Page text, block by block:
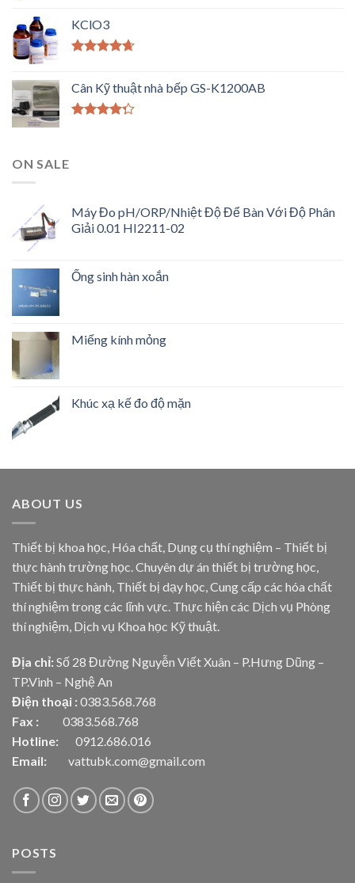
sao
KClO3
5 sao
Cân Kỹ thuật nhà bếp GS-K1200AB
ON SALE
Máy Đo pH/ORP/Nhiệt Độ Để Bàn Với Độ Phân
Giải 0.01 HI2211-02
Ống sinh hàn xoắn
Miếng kính mỏng
Khúc xạ kế đo độ mặn
ABOUT US
Thiết bị khoa học, Hóa chất, Dụng cụ thí nghiệm – Thiết bị
thực hành trường học. Chuyên dự án thiết bị trường học,
Thiết bị thực hành, Thiết bị dạy học, Cung cấp các hóa chất
thí nghiệm trong các lĩnh vực. Thực hiện các Dịch vụ Phòng
thí nghiệm, Dịch vụ Khoa học Kỹ thuật.
Địa chỉ: Số 28 Đường Nguyễn Viết Xuân – P.Hưng Dũng –
TP.Vinh – Nghệ An
Điện thoại : 0383.568.768
Fax : 0383.568.768
Hotline: 0912.686.016
Email:
vattubk.com@gmail.com
POSTS